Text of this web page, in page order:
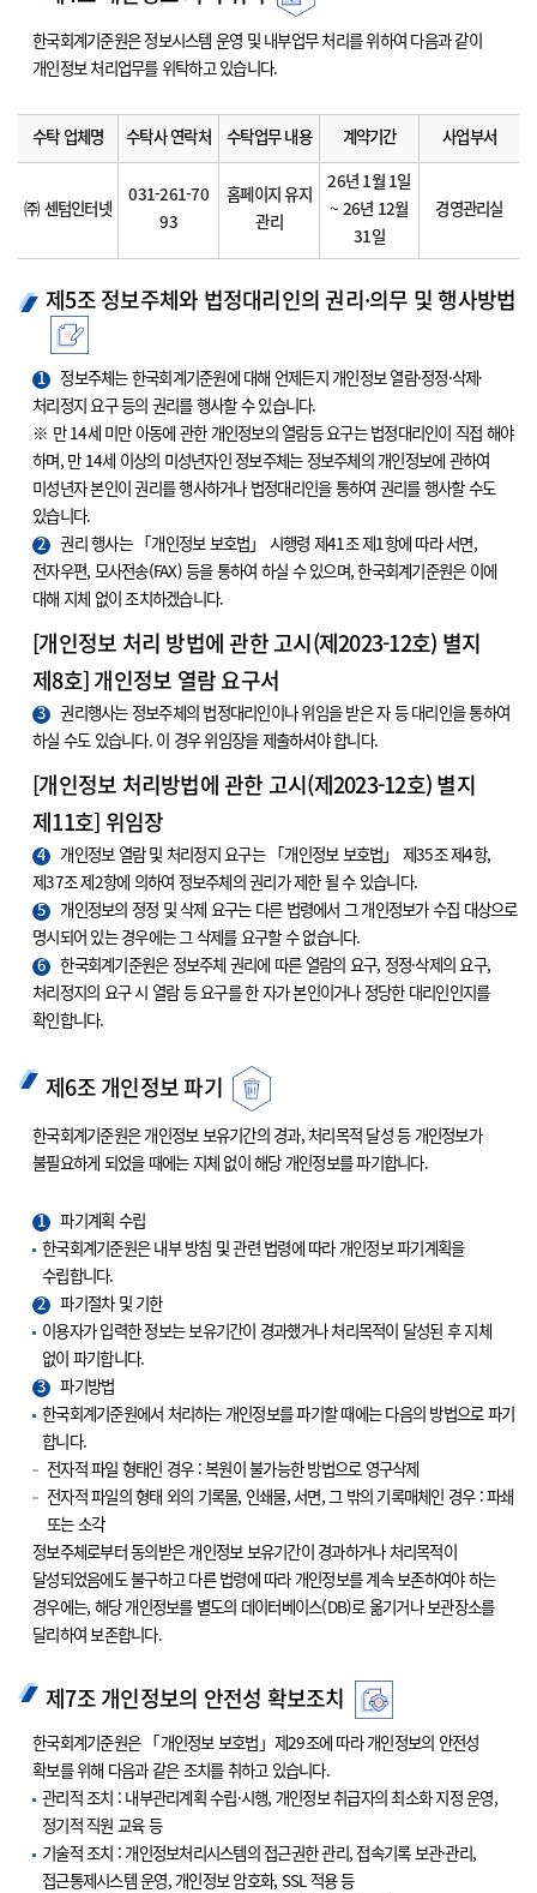
한국회계기준원은 정보시스템 운영 및 내부업무 처리를 위하여 다음과 같이
개인정보 처리업무를 위탁하고 있습니다.
수탁 업체명 수탁사 연락처 수탁업무 내용 계약기간 사업부서
㈜ 센텀인터넷
031-261-70
93
홈페이지 유지
관리
26년 1월 1일
~ 26년 12월
31일
경영관리실
제5조 정보주체와 법정대리인의 권리·의무 및 행사방법
1
정보주체는 한국회계기준원에 대해 언제든지 개인정보 열람·정정·삭제·
처리정지 요구 등의 권리를 행사할 수 있습니다.
※ 만 14세 미만 아동에 관한 개인정보의 열람등 요구는 법정대리인이 직접 해야
하며, 만 14세 이상의 미성년자인 정보주체는 정보주체의 개인정보에 관하여
미성년자 본인이 권리를 행사하거나 법정대리인을 통하여 권리를 행사할 수도
있습니다.
2
권리 행사는 「개인정보 보호법」 시행령 제41조 제1항에 따라 서면,
전자우편, 모사전송(FAX) 등을 통하여 하실 수 있으며, 한국회계기준원은 이에
대해 지체 없이 조치하겠습니다.
[개인정보 처리 방법에 관한 고시(제2023-12호) 별지
제8호] 개인정보 열람 요구서
3
권리행사는 정보주체의 법정대리인이나 위임을 받은 자 등 대리인을 통하여
하실 수도 있습니다. 이 경우 위임장을 제출하셔야 합니다.
[개인정보 처리방법에 관한 고시(제2023-12호) 별지
제11호] 위임장
4
개인정보 열람 및 처리정지 요구는 「개인정보 보호법」 제35조 제4항,
제37조 제2항에 의하여 정보주체의 권리가 제한 될 수 있습니다.
5
개인정보의 정정 및 삭제 요구는 다른 법령에서 그 개인정보가 수집 대상으로
명시되어 있는 경우에는 그 삭제를 요구할 수 없습니다.
6
한국회계기준원은 정보주체 권리에 따른 열람의 요구, 정정·삭제의 요구,
처리정지의 요구 시 열람 등 요구를 한 자가 본인이거나 정당한 대리인인지를
확인합니다.
제6조 개인정보 파기
한국회계기준원은 개인정보 보유기간의 경과, 처리목적 달성 등 개인정보가
불필요하게 되었을 때에는 지체 없이 해당 개인정보를 파기합니다.
1
파기계획 수립
한국회계기준원은 내부 방침 및 관련 법령에 따라 개인정보 파기계획을
수립합니다.
2
파기절차 및 기한
이용자가 입력한 정보는 보유기간이 경과했거나 처리목적이 달성된 후 지체
없이 파기합니다.
3
파기방법
한국회계기준원에서 처리하는 개인정보를 파기할 때에는 다음의 방법으로 파기
합니다.
전자적 파일 형태인 경우 : 복원이 불가능한 방법으로 영구삭제
전자적 파일의 형태 외의 기록물, 인쇄물, 서면, 그 밖의 기록매체인 경우 : 파쇄
또는 소각
정보주체로부터 동의받은 개인정보 보유기간이 경과하거나 처리목적이
달성되었음에도 불구하고 다른 법령에 따라 개인정보를 계속 보존하여야 하는
경우에는, 해당 개인정보를 별도의 데이터베이스(DB)로 옮기거나 보관장소를
달리하여 보존합니다.
제7조 개인정보의 안전성 확보조치
한국회계기준원은 「개인정보 보호법」제29조에 따라 개인정보의 안전성
확보를 위해 다음과 같은 조치를 취하고 있습니다.
관리적 조치 : 내부관리계획 수립·시행, 개인정보 취급자의 최소화 지정 운영,
정기적 직원 교육 등
기술적 조치 : 개인정보처리시스템의 접근권한 관리, 접속기록 보관·관리,
접근통제시스템 운영, 개인정보 암호화, SSL 적용 등